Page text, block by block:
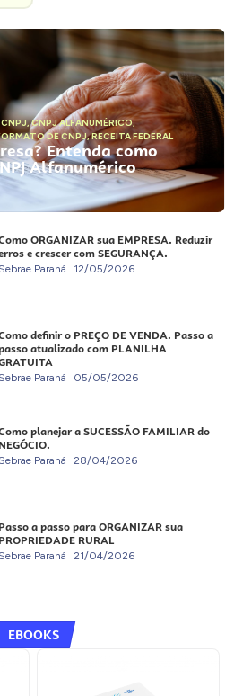
CNPJ,CNPJ ALFANUMÉRICO,
DE CNPJ,RECEITA FEDERAL
Entenda como
Alfanumérico
ORGANIZAR sua EMPRESA. Reduzir
e crescer com SEGURANÇA.
Sebrae Paraná 12/05/2026
definir o PREÇO DE VENDA. Passo a
atualizado com PLANILHA
Sebrae Paraná 05/05/2026
planejar a SUCESSÃO FAMILIAR do
NEGÓCIO.
Sebrae Paraná 28/04/2026
Passo a passo para ORGANIZAR sua
PROPRIEDADE RURAL
Sebrae Paraná 21/04/2026
EBOOKS